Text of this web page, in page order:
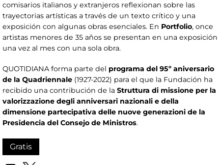
comisarios italianos y extranjeros reflexionan sobre las
trayectorias artísticas a través de un texto crítico y una
exposición con algunas obras esenciales. En Portfolio, once
artistas menores de 35 años se presentan en una exposición
una vez al mes con una sola obra.
QUOTIDIANA forma parte del programa del 95º aniversario
de la Quadriennale (1927-2022) para el que la Fundación ha
recibido una contribución de la Struttura di missione per la
valorizzazione degli anniversari nazionali e della
dimensione partecipativa delle nuove generazioni de la
Presidencia del Consejo de Ministros.
Gratis